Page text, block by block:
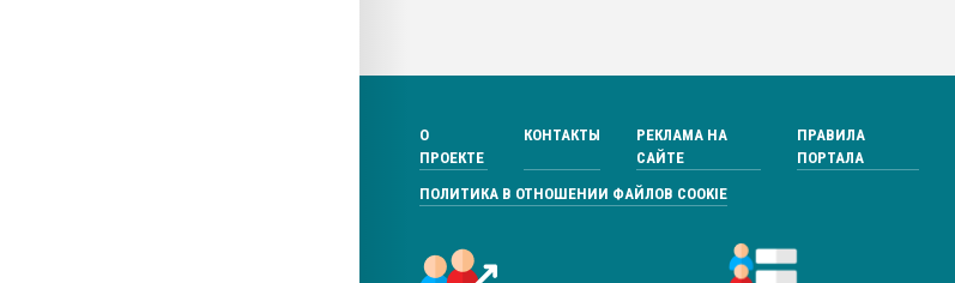
О
ПРОЕКТЕ
КОНТАКТЫ
РЕКЛАМА НА
САЙТЕ
ПРАВИЛА
ПОРТАЛА
ПОЛИТИКА В ОТНОШЕНИИ ФАЙЛОВ COOKIE